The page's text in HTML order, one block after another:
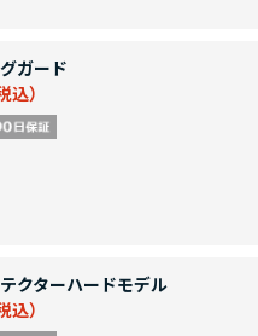
ガード
クターハードモデル